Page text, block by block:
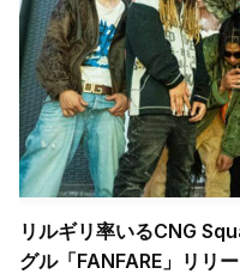
リルギリ率いるCNG
グル「FANFARE」リリ